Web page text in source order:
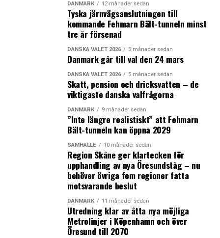
DANMARK 12 månader sedan
Tyska järnvägsanslutningen till
kommande Fehmarn Bält-tunneln minst
tre år försenad
DANSKA VALET 2026 5 månader sedan
Danmark går till val den 24 mars
DANSKA VALET 2026 5 månader sedan
Skatt, pension och dricksvatten – de
viktigaste danska valfrågorna
DANMARK 9 månader sedan
”Inte längre realistiskt” att Fehmarn
Bält-tunneln kan öppna 2029
SAMHÄLLE 10 månader sedan
Region Skåne ger klartecken för
upphandling av nya Öresundståg – nu
behöver övriga fem regioner fatta
motsvarande beslut
DANMARK 11 månader sedan
Utredning klar av åtta nya möjliga
Metrolinjer i Köpenhamn och över
Öresund till 2070